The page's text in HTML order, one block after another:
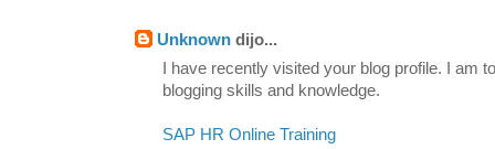
Unknown dijo...
I have recently visited your blog profile. I am
blogging skills and knowledge.
SAP HR Online Training